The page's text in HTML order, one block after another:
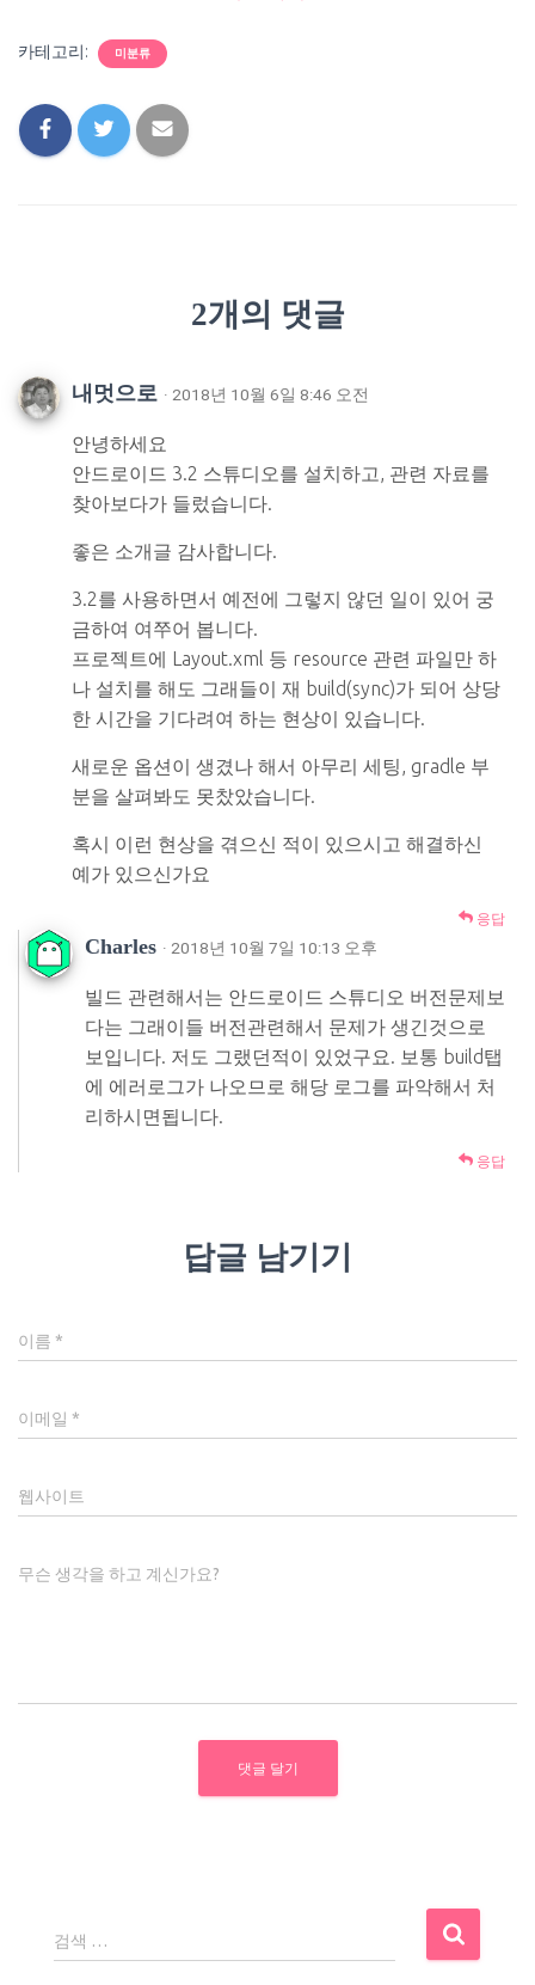
카테고리: 미분류
2개의 댓글
내멋으로 · 2018년 10월 6일 8:46 오전
안녕하세요
안드로이드 3.2 스튜디오를 설치하고, 관련 자료를
찾아보다가 들렀습니다.
좋은 소개글 감사합니다.
3.2를 사용하면서 예전에 그렇지 않던 일이 있어 궁
금하여 여쭈어 봅니다.
프로젝트에 Layout.xml 등 resource 관련 파일만 하
나 설치를 해도 그래들이 재 build(sync)가 되어 상당
한 시간을 기다려여 하는 현상이 있습니다.
새로운 옵션이 생겼나 해서 아무리 세팅, gradle 부
분을 살펴봐도 못찼았습니다.
혹시 이런 현상을 겪으신 적이 있으시고 해결하신
예가 있으신가요
응답
Charles · 2018년 10월 7일 10:13 오후
빌드 관련해서는 안드로이드 스튜디오 버전문제보
다는 그래이들 버전관련해서 문제가 생긴것으로
보입니다. 저도 그랬던적이 있었구요. 보통 build탭
에 에러로그가 나오므로 해당 로그를 파악해서 처
리하시면됩니다.
응답
답글 남기기
이름 *
이메일 *
웹사이트
무슨 생각을 하고 계신가요?
검
색
검색 …